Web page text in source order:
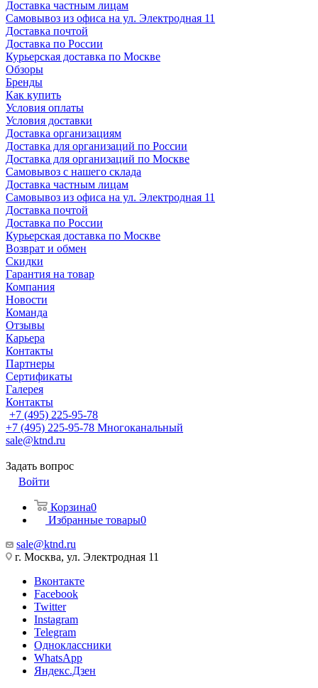
Доставка частным лицам
Самовывоз из офиса на ул. Электродная 11
Доставка почтой
Доставка по России
Курьерская доставка по Москве
Обзоры
Бренды
Как купить
Условия оплаты
Условия доставки
Доставка организациям
Доставка для организаций по России
Доставка для организаций по Москве
Самовывоз с нашего склада
Доставка частным лицам
Самовывоз из офиса на ул. Электродная 11
Доставка почтой
Доставка по России
Курьерская доставка по Москве
Возврат и обмен
Скидки
Гарантия на товар
Компания
Новости
Команда
Отзывы
Карьера
Контакты
Партнеры
Сертификаты
Галерея
Контакты
+7 (495) 225-95-78
+7 (495) 225-95-78 Многоканальный
sale@ktnd.ru
Задать вопрос
Войти
Корзина0
Избранные товары0
sale@ktnd.ru
г. Москва, ул. Электродная 11
Вконтакте
Facebook
Twitter
Instagram
Telegram
Одноклассники
WhatsApp
Яндекс.Дзен